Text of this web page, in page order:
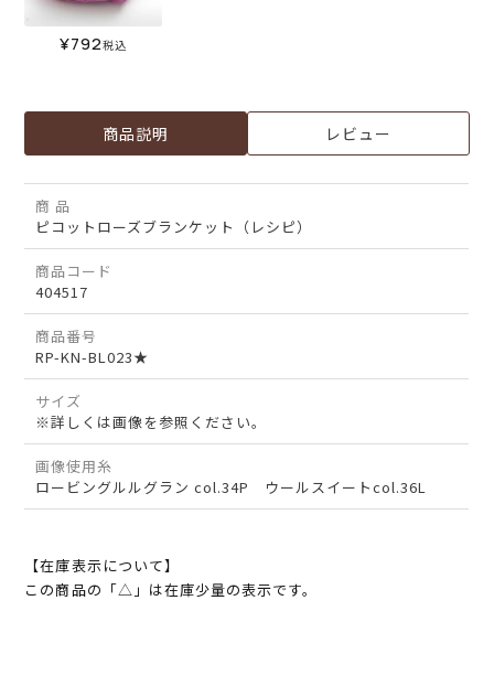
¥792税込
商品説明 レビュー
商 品
ピコットローズブランケット（レシピ）
商品コード
404517
商品番号
RP-KN-BL023★
サイズ
※詳しくは画像を参照ください。
画像使用糸
ロービングルルグラン col.34P ウールスイートcol.36L
【在庫表示について】
この商品の「△」は在庫少量の表示です。